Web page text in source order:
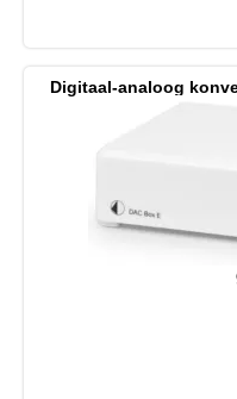
Digitaal-analoog